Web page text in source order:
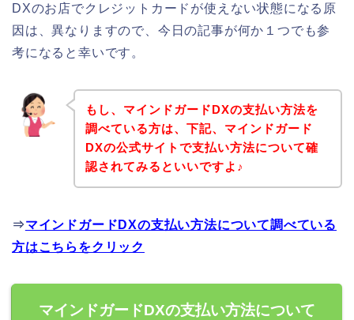
DXのお店でクレジットカードが使えない状態になる原
因は、異なりますので、今日の記事が何か１つでも参
考になると幸いです。
もし、マインドガードDXの支払い方法を
調べている方は、下記、マインドガード
DXの公式サイトで支払い方法について確
認されてみるといいですよ♪
⇒マインドガードDXの支払い方法について調べている
方はこちらをクリック
マインドガードDXの支払い方法について